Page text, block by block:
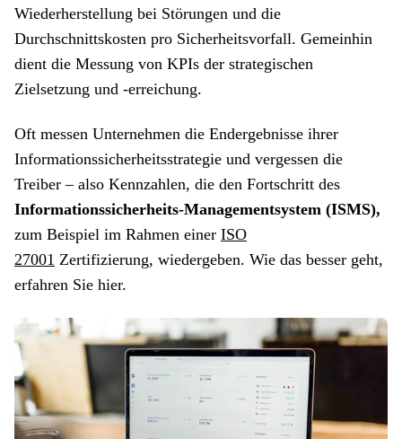
Wiederherstellung bei Störungen und die
Durchschnittskosten pro Sicherheitsvorfall. Gemeinhin
dient die Messung von KPIs der strategischen
Zielsetzung und -erreichung.
Oft messen Unternehmen die Endergebnisse ihrer
Informationssicherheitsstrategie und vergessen die
Treiber – also Kennzahlen, die den Fortschritt des
Informationssicherheits-Managementsystem (ISMS),
zum Beispiel im Rahmen einer ISO
27001 Zertifizierung, wiedergeben. Wie das besser geht,
erfahren Sie hier.